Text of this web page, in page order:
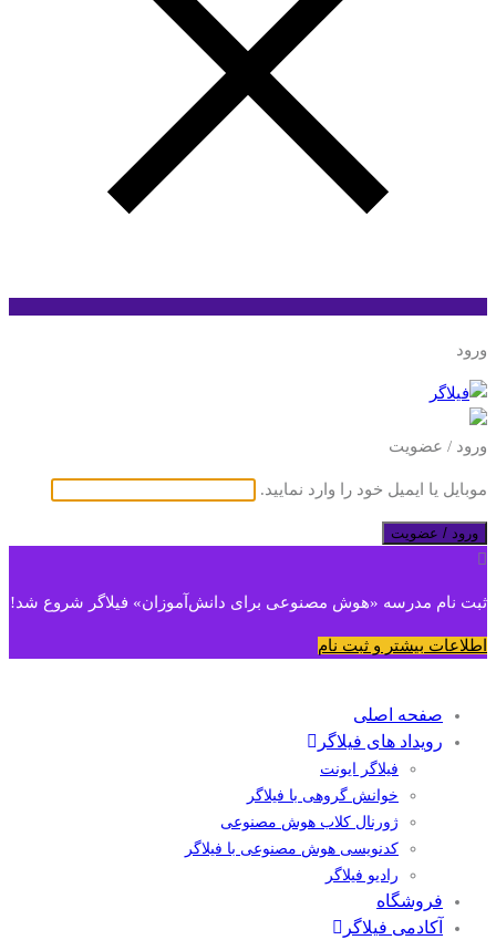
ورود
ورود / عضویت
موبایل یا ایمیل خود را وارد نمایید.
ورود / عضویت
ثبت نام مدرسه «هوش مصنوعی برای دانش‌آموزان» فیلاگر شروع شد!
اطلاعات بیشتر و ثبت نام
صفحه اصلی
رویداد های فیلاگر
فیلاگر ایونت
خوانش گروهی با فیلاگر
ژورنال کلاب هوش مصنوعی
کدنویسی هوش مصنوعی با فیلاگر
رادیو فیلاگر
فروشگاه
آکادمی فیلاگر